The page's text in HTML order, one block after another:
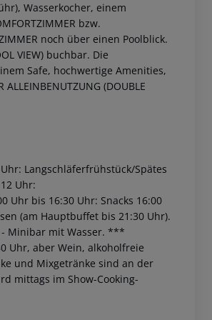
Wasserkocher, einem
bzw.
noch über einen Poolblick.
VIEW) buchbar. Die
Safe, hochwertige Amenities,
ALLEINBENUTZUNG (DOUBLE
Langschläferfrühstück/Spätes
Uhr:
Uhr bis 16:30 Uhr: Snacks 16:00
(am Hauptbuffet bis 21:30 Uhr).
- Minibar mit Wasser. ***
Uhr, aber Wein, alkoholfreie
und Mixgetränke sind an der
mittags im Show-Cooking-